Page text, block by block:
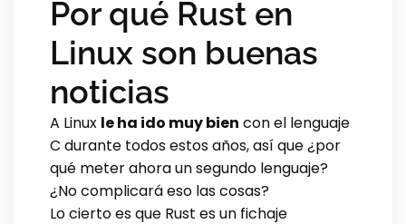
Por qué Rust en
Linux son buenas
noticias
A Linux le ha ido muy bien con el lenguaje
C durante todos estos años, así que ¿por
qué meter ahora un segundo lenguaje?
¿No complicará eso las cosas?
Lo cierto es que Rust es un fichaje